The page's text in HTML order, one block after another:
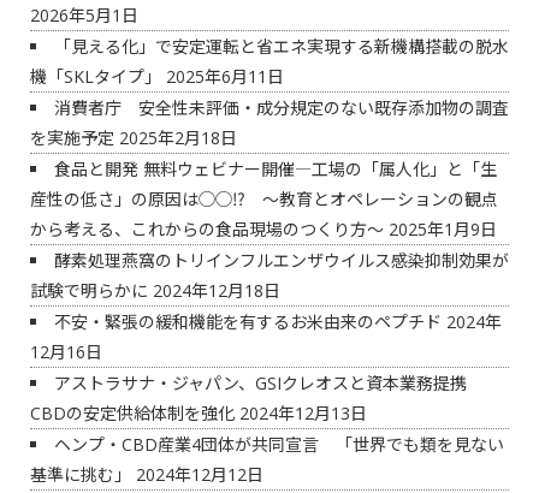
2026年5月1日
「見える化」で安定運転と省エネ実現する新機構搭載の脱水
機「SKLタイプ」
2025年6月11日
消費者庁 安全性未評価・成分規定のない既存添加物の調査
を実施予定 2025年2月18日
食品と開発 無料ウェビナー開催―工場の「属人化」と「生
産性の低さ」の原因は◯◯⁉ ～教育とオペレーションの観点
から考える、これからの食品現場のつくり方～ 2025年1月9日
酵素処理燕窩のトリインフルエンザウイルス感染抑制効果が
試験で明らかに 2024年12月18日
不安・緊張の緩和機能を有するお米由来のペプチド 2024年
12月16日
アストラサナ・ジャパン、GSIクレオスと資本業務提携
CBDの安定供給体制を強化 2024年12月13日
ヘンプ・CBD産業4団体が共同宣言 「世界でも類を見ない
基準に挑む」
2024年12月12日